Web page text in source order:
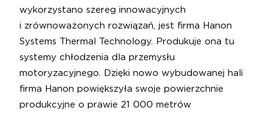
wykorzystano szereg innowacyjnych
i zrównoważonych rozwiązań, jest firma Hanon
Systems Thermal Technology. Produkuje ona tu
systemy chłodzenia dla przemysłu
motoryzacyjnego. Dzięki nowo wybudowanej hali
firma Hanon powiększyła swoje powierzchnie
produkcyjne o prawie 21 000 metrów